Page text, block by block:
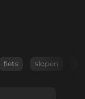
fiets slopen